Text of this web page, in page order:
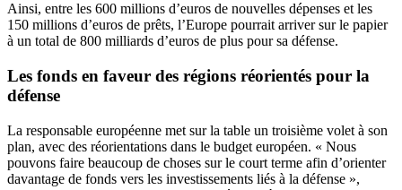
Ainsi, entre les 600 millions d’euros de nouvelles dépenses et les
150 millions d’euros de prêts, l’Europe pourrait arriver sur le papier
à un total de 800 milliards d’euros de plus pour sa défense.
Les fonds en faveur des régions réorientés pour la
défense
La responsable européenne met sur la table un troisième volet à son
plan, avec des réorientations dans le budget européen. « Nous
pouvons faire beaucoup de choses sur le court terme afin d’orienter
davantage de fonds vers les investissements liés à la défense »,